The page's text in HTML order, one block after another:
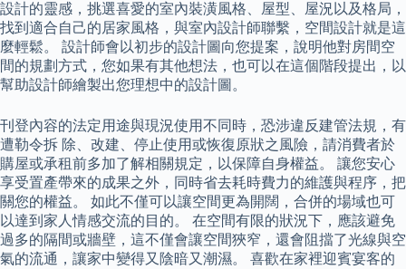
設計的靈感，挑選喜愛的室內裝潢風格、屋型、屋況以及格局，
找到適合自己的居家風格，與室內設計師聯繫，空間設計就是這
麼輕鬆。 設計師會以初步的設計圖向您提案，說明他對房間空
間的規劃方式，您如果有其他想法，也可以在這個階段提出，以
幫助設計師繪製出您理想中的設計圖。
刊登內容的法定用途與現況使用不同時，恐涉違反建管法規，有
遭勒令拆 除、改建、停止使用或恢復原狀之風險，請消費者於
購屋或承租前多加了解相關規定，以保障自身權益。 讓您安心
享受置產帶來的成果之外，同時省去耗時費力的維護與程序，把
關您的權益。 如此不僅可以讓空間更為開闊，合併的場域也可
以達到家人情感交流的目的。 在空間有限的狀況下，應該避免
過多的隔間或牆壁，這不僅會讓空間狹窄，還會阻擋了光線與空
氣的流通，讓家中變得又陰暗又潮濕。 喜歡在家裡迎賓宴客的